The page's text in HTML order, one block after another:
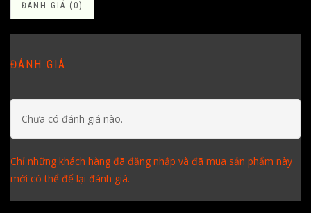
ĐÁNH GIÁ (0)
ĐÁNH GIÁ
Chưa có đánh giá nào.
Chỉ những khách hàng đã đăng nhập và đã mua sản phẩm này
mới có thể để lại đánh giá.